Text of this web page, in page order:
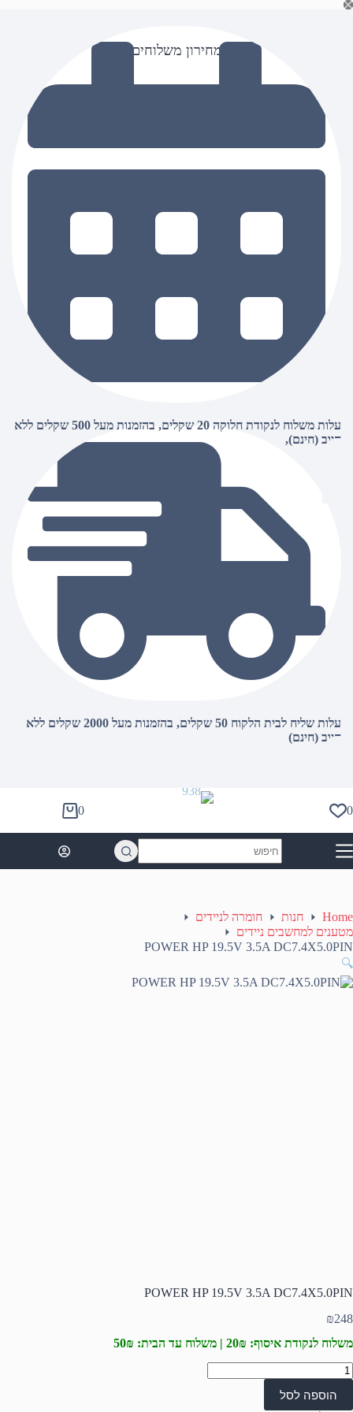
Skip
מחירון משלוחים
עלות משלוח לנקודת חלוקה 20 שקלים, בהזמנות מעל 500 שקלים ללא
חיוב (חינם),
עלות שליח לבית הלקוח 50 שקלים, בהזמנות מעל 2000 שקלים ללא
חיוב (חינם)
0
Shopping
cart
0
results
Home חנות
חומרה לניידים
מטענים למחשבים ניידים
POWER HP 19.5V 3.5A DC7.4X5.0PIN
🔍
POWER HP 19.5V 3.5A DC7.4X5.0PIN
₪248
משלוח לנקודת איסוף: 20₪ | משלוח עד הבית: 50₪
כמות
של
POWER
HP
הוספה לסל